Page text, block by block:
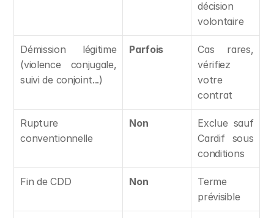
décision
volontaire
Démission légitime
(violence conjugale,
suivi de conjoint...)
Parfois
Cas rares,
vérifiez
votre
contrat
Rupture
conventionnelle
Non
Exclue sauf
Cardif sous
conditions
Fin de CDD Non
Terme
prévisible